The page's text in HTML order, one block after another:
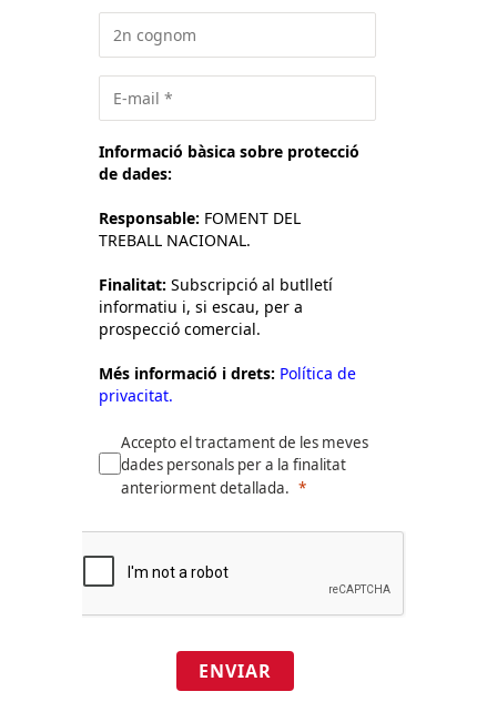
Informació bàsica sobre protecció
de dades:
Responsable: FOMENT DEL
TREBALL NACIONAL.
Finalitat: Subscripció al butlletí
informatiu i, si escau, per a
prospecció comercial.
Més informació i drets: Política de
privacitat.
Accepto el tractament de les meves
dades personals per a la finalitat
anteriorment detallada.
ENVIAR